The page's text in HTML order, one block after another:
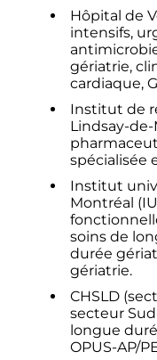
Hôpital de
intensifs,
gériatrie,
cardiaque,
Institut de
Lindsay-de-
spécialisée
Institut
Montréal
soins de
durée
gériatrie.
CHSLD
secteur
longue
OPUS-AP/